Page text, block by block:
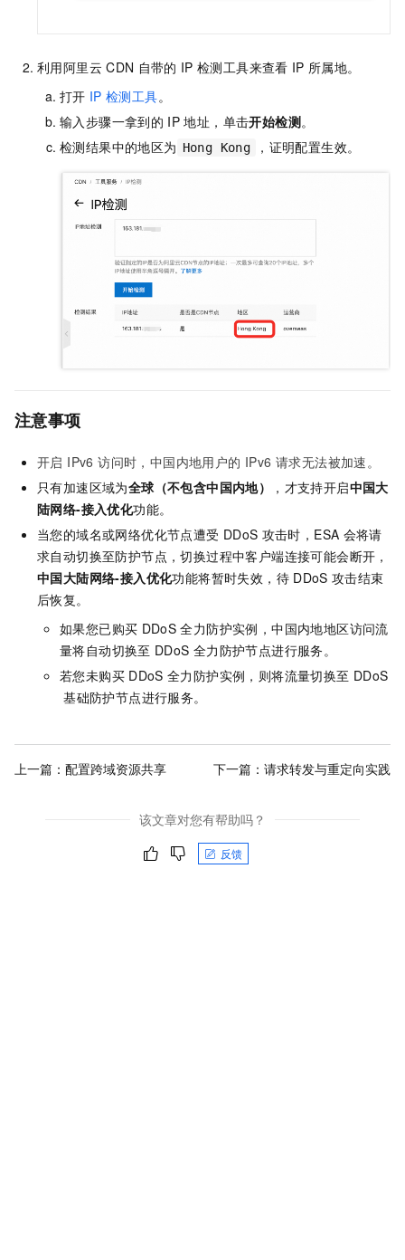
利用阿里云 CDN 自带的 IP 检测工具来查看 IP 所属地。
打开 IP 检测工具。
输入步骤一拿到的 IP 地址，单击开始检测。
检测结果中的地区为 Hong Kong ，证明配置生效。
注意事项
开启 IPv6 访问时，中国内地用户的 IPv6 请求无法被加速。
只有加速区域为全球（不包含中国内地） ，才支持开启中国大
陆网络-接入优化功能。
当您的域名或网络优化节点遭受 DDoS 攻击时， ESA 会将请
求自动切换至防护节点，切换过程中客户端连接可能会断开，
中国大陆网络-接入优化功能将暂时失效，待 DDoS 攻击结束
后恢复。
如果您已购买 DDoS 全力防护实例，中国内地地区访问流
量将自动切换至 DDoS 全力防护节点进行服务。
若您未购买 DDoS 全力防护实例，则将流量切换至 DDoS
基础防护节点进行服务。
上一篇： 配置跨域资源共享 下一篇： 请求转发与重定向实践
该文章对您有帮助吗？
反馈